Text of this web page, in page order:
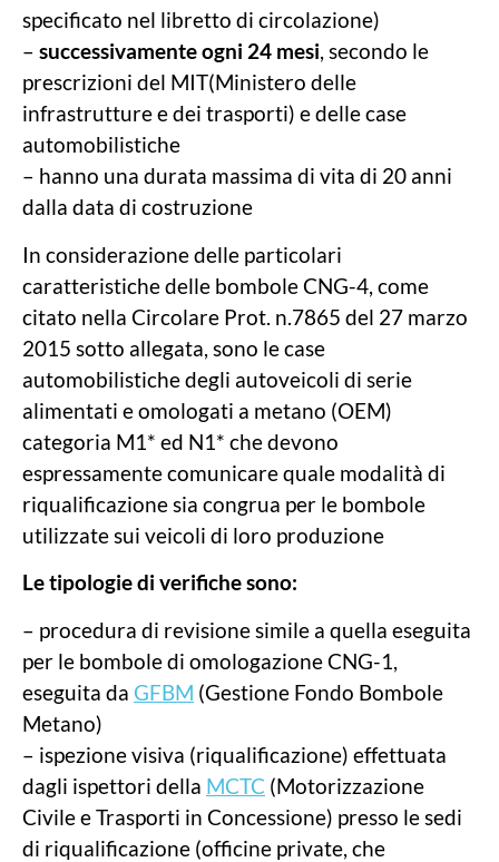
specificato nel libretto di circolazione)
– successivamente ogni 24 mesi, secondo le
prescrizioni del MIT(Ministero delle
infrastrutture e dei trasporti) e delle case
automobilistiche
– hanno una durata massima di vita di 20 anni
dalla data di costruzione
In considerazione delle particolari
caratteristiche delle bombole CNG-4, come
citato nella Circolare Prot. n.7865 del 27 marzo
2015 sotto allegata, sono le case
automobilistiche degli autoveicoli di serie
alimentati e omologati a metano (OEM)
categoria M1* ed N1* che devono
espressamente comunicare quale modalità di
riqualificazione sia congrua per le bombole
utilizzate sui veicoli di loro produzione
Le tipologie di verifiche sono:
– procedura di revisione simile a quella eseguita
per le bombole di omologazione CNG-1,
eseguita da GFBM (Gestione Fondo Bombole
Metano)
– ispezione visiva (riqualificazione) effettuata
dagli ispettori della MCTC (Motorizzazione
Civile e Trasporti in Concessione) presso le sedi
di riqualificazione (officine private, che